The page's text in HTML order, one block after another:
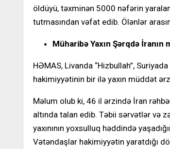
öldüyü, təxminən 5000 nəfərin
tutmasından vəfat edib. Ölənlər
Müharibə Yaxın Şərqdə
HƏMAS, Livanda “Hizbullah”,
hakimiyyətinin bir ilə yaxın müddət
Məlum olub ki, 46 il ərzində İran
altında talan edib. Təbii sərvətlər və
yaxınının yoxsulluq həddində
Vətəndaşlar hakimiyyətin yaratdığı